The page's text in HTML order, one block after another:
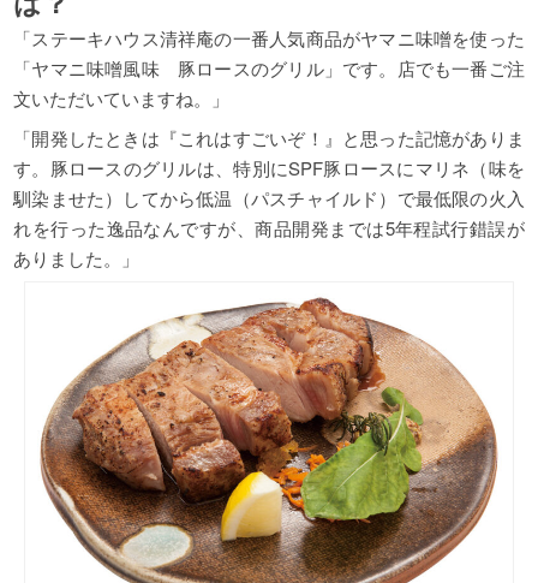
「ステーキハウス清祥庵の一番人気商品がヤマニ味噌を使った
「ヤマニ味噌風味 豚ロースのグリル」です。
店でも一番ご注
文いただいていますね。」
「開発したときは『これはすごいぞ！』と思った記憶がありま
す。 豚ロースのグリルは、特別にSPF豚ロースにマリネ（味を
馴染ませた）してから低温（パスチャイルド）で最低限の火入
れを行った逸品なんですが、商品開発までは5年程試行錯誤が
ありました。」